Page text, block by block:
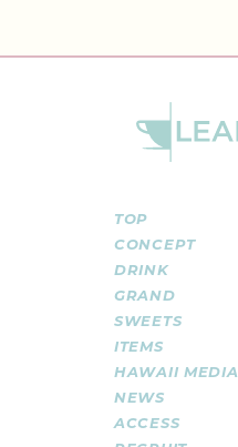
TOP
CONCEPT
DRINK
GRAND
SWEETS
ITEMS
HAWAII MEDIA
NEWS
ACCESS